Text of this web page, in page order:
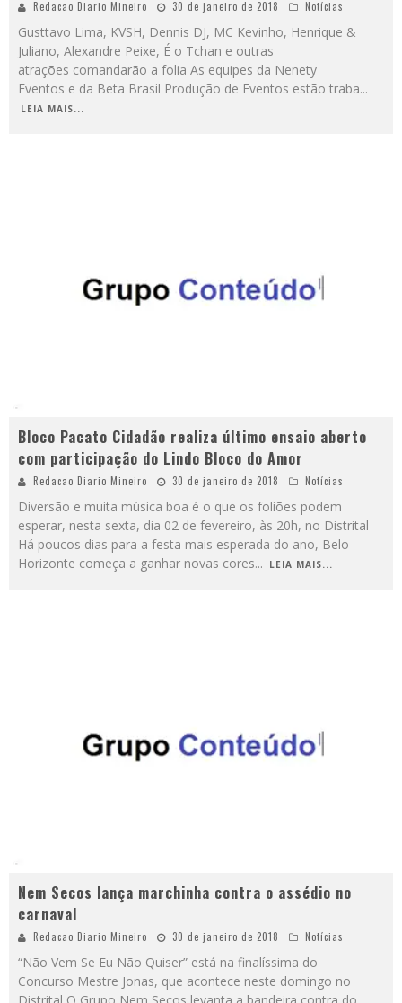
Redacao Diario Mineiro 30 de janeiro de 2018 Notícias
Gusttavo Lima, KVSH, Dennis DJ, MC Kevinho, Henrique &
Juliano, Alexandre Peixe, É o Tchan e outras
atrações comandarão a folia As equipes da Nenety
Eventos e da Beta Brasil Produção de Eventos estão traba...
LEIA MAIS...
Bloco Pacato Cidadão realiza último ensaio aberto
com participação do Lindo Bloco do Amor
Redacao Diario Mineiro 30 de janeiro de 2018 Notícias
Diversão e muita música boa é o que os foliões podem
esperar, nesta sexta, dia 02 de fevereiro, às 20h, no Distrital
Há poucos dias para a festa mais esperada do ano, Belo
Horizonte começa a ganhar novas cores... LEIA MAIS...
Nem Secos lança marchinha contra o assédio no
carnaval
Redacao Diario Mineiro 30 de janeiro de 2018 Notícias
“Não Vem Se Eu Não Quiser” está na finalíssima do
Concurso Mestre Jonas, que acontece neste domingo no